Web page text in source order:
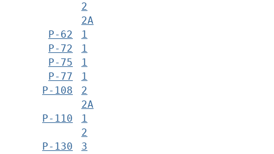
2
2А
Р-62
1
Р-72
1
Р-75
1
Р-77
1
Р-108
2
2А
Р-110
1
2
Р-130
3